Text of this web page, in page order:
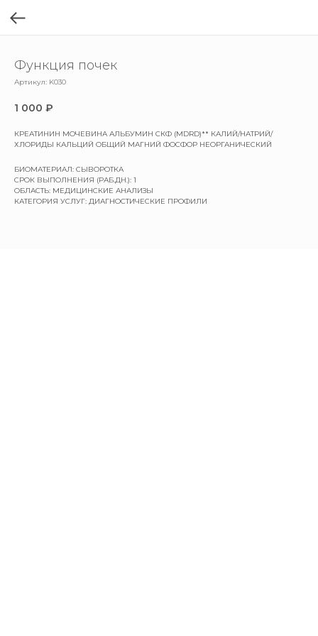
Функция почек
Артикул: K030
1 000 ₽
КРЕАТИНИН МОЧЕВИНА АЛЬБУМИН СКФ (MDRD)** КАЛИЙ/НАТРИЙ/
ХЛОРИДЫ КАЛЬЦИЙ ОБЩИЙ МАГНИЙ ФОСФОР НЕОРГАНИЧЕСКИЙ
БИОМАТЕРИАЛ: СЫВОРОТКА
СРОК ВЫПОЛНЕНИЯ (РАБ.ДН.): 1
ОБЛАСТЬ: МЕДИЦИНСКИЕ АНАЛИЗЫ
КАТЕГОРИЯ УСЛУГ: ДИАГНОСТИЧЕСКИЕ ПРОФИЛИ